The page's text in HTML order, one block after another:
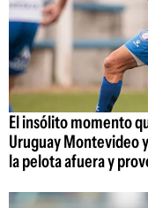
El insólito momento
Uruguay Montevideo
la pelota afuera y